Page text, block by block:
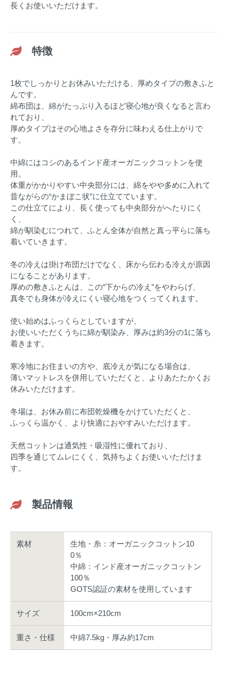
長くお使いいただけます。
特徴
1枚でしっかりとお休みいただける、厚めタイプの敷きふと
んです。
綿布団は、綿がたっぷり入るほど寝心地が良くなると言わ
れており、
厚めタイプはその心地よさを存分に味わえる仕上がりで
す。
中綿にはコシのあるインド産オーガニックコットンを使
用。
体重がかかりやすい中央部分には、綿をやや多めに入れて
昔ながらの“かまぼこ状”に仕立てています。
この仕立てにより、長く使っても中央部分がへたりにく
く、
綿が馴染むにつれて、ふとん全体が自然と真っ平らに落ち
着いていきます。
冬の冷えは掛け布団だけでなく、床から伝わる冷えが原因
になることがあります。
厚めの敷きふとんは、この“下からの冷え”をやわらげ、
真冬でも身体が冷えにくい寝心地をつくってくれます。
使い始めはふっくらとしていますが、
お使いいただくうちに綿が馴染み、厚みは約3分の1に落ち
着きます。
寒冷地にお住まいの方や、底冷えが気になる場合は、
薄いマットレスを併用していただくと、よりあたたかくお
休みいただけます。
冬場は、お休み前に布団乾燥機をかけていただくと、
ふっくら温かく、より快適におやすみいただけます。
天然コットンは通気性・吸湿性に優れており、
四季を通じてムレにくく、気持ちよくお使いいただけま
す。
製品情報
素材
生地・糸：オーガニックコットン10
0％
中綿：インド産オーガニックコットン
100％
GOTS認証の素材を使用しています
サイズ 100cm×210cm
重さ・仕様 中綿7.5kg・厚み約17cm